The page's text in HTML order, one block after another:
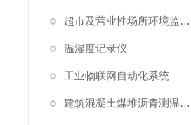
超市及营业性场所环境监测系统
温湿度记录仪
工业物联网自动化系统
建筑混凝土煤堆沥青测温系统